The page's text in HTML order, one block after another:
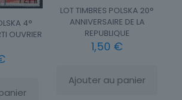
4°
OUVRIER
LOT TIMBRES POLSKA 20°
ANNIVERSAIRE DE LA
REPUBLIQUE
1,50 €
Ajouter au panier